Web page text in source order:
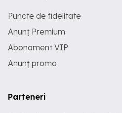
Puncte de fidelitate
Anunț Premium
Abonament VIP
Anunț promo
Parteneri